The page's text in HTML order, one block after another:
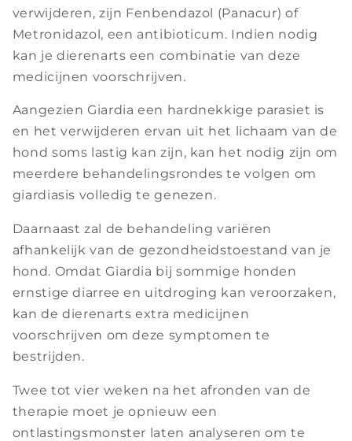
verwijderen, zijn Fenbendazol (Panacur) of
Metronidazol, een antibioticum. Indien nodig
kan je dierenarts een combinatie van deze
medicijnen voorschrijven.
Aangezien Giardia een hardnekkige parasiet is
en het verwijderen ervan uit het lichaam van de
hond soms lastig kan zijn, kan het nodig zijn om
meerdere behandelingsrondes te volgen om
giardiasis volledig te genezen.
Daarnaast zal de behandeling variëren
afhankelijk van de gezondheidstoestand van je
hond. Omdat Giardia bij sommige honden
ernstige diarree en uitdroging kan veroorzaken,
kan de dierenarts extra medicijnen
voorschrijven om deze symptomen te
bestrijden.
Twee tot vier weken na het afronden van de
therapie moet je opnieuw een
ontlastingsmonster laten analyseren om te